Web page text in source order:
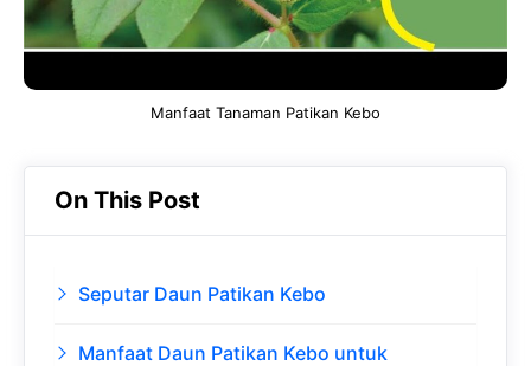
Manfaat Tanaman Patikan Kebo
On This Post
Seputar Daun Patikan Kebo
Manfaat Daun Patikan Kebo untuk